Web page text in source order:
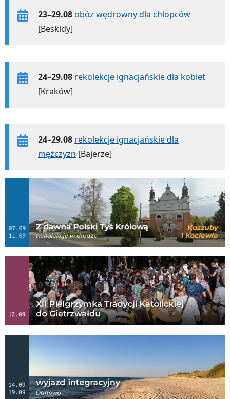
23–29.08obóz wędrowny dla chłopców
[Beskidy]
24–29.08 rekolekcje ignacjańskie dla kobiet
[Kraków]
24–29.08 rekolekcje ignacjańskie dla
mężczyzn [Bajerze]